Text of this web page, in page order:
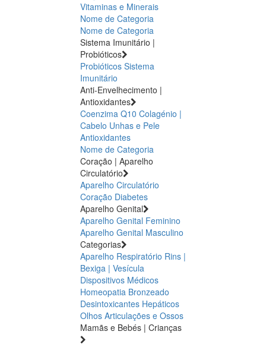
Vitaminas e Minerais
Nome de Categoria
Nome de Categoria
Sistema Imunitário |
Probióticos
Probióticos Sistema
Imunitário
Anti-Envelhecimento |
Antioxidantes
Coenzima Q10 Colagénio |
Cabelo Unhas e Pele
Antioxidantes
Nome de Categoria
Coração | Aparelho
Circulatório
Aparelho Circulatório
Coração Diabetes
Aparelho Genital
Aparelho Genital Feminino
Aparelho Genital Masculino
Categorias
Aparelho Respiratório Rins |
Bexiga | Vesícula
Dispositivos Médicos
Homeopatia Bronzeado
Desintoxicantes Hepáticos
Olhos Articulações e Ossos
Mamãs e Bebés | Crianças